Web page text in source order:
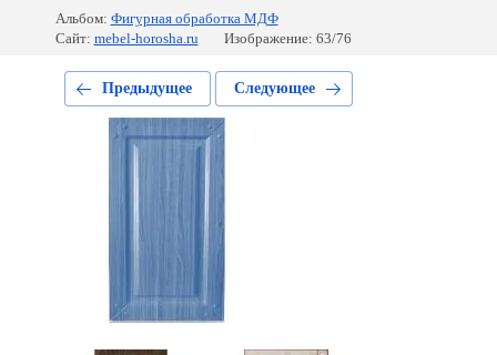
Альбом: Фигурная обработка МДФ
Сайт: mebel-horosha.ru Изображение: 63/76
Предыдущее Следующее